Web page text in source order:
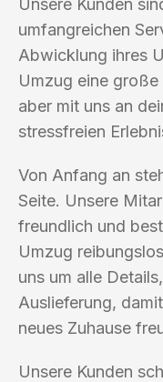
Unsere Kunden
umfangreichen
Abwicklung ihres
Umzug eine
aber mit uns an
stressfreien
Von Anfang an
Seite. Unsere
freundlich und
Umzug
uns um alle
Auslieferung,
neues Zuhause
Unsere Kunden